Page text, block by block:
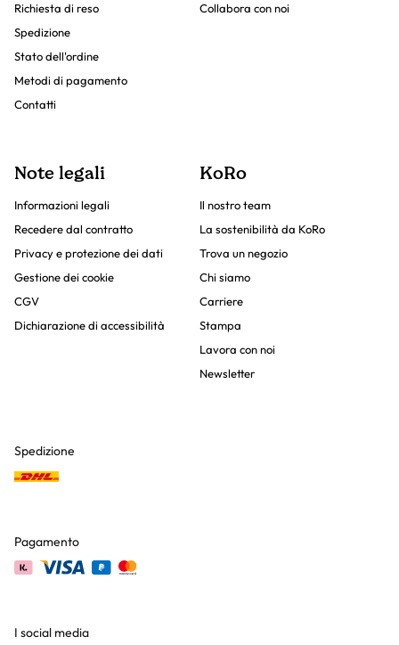
Richiesta di reso
Spedizione
Stato dell'ordine
Metodi di pagamento
Contatti
Collabora con noi
Note legali
Informazioni legali
Recedere dal contratto
Privacy e protezione dei dati
Gestione dei cookie
CGV
Dichiarazione di accessibilità
KoRo
Il nostro team
La sostenibilità da KoRo
Trova un negozio
Chi siamo
Carriere
Stampa
Lavora con noi
Newsletter
Spedizione
Pagamento
I social media